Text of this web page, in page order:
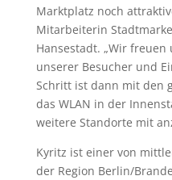
Marktplatz noch
Mitarbeiterin
Hansestadt. „Wir
unserer Besucher und
Schritt ist dann mit den
das WLAN in der
weitere Standorte mit
Kyritz ist einer von
der Region Berlin/